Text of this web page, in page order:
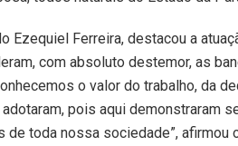
Ezequiel Ferreira, destacou a
com absoluto destemor, as
o valor do trabalho, da
pois aqui demonstraram
toda nossa sociedade”, afirmou